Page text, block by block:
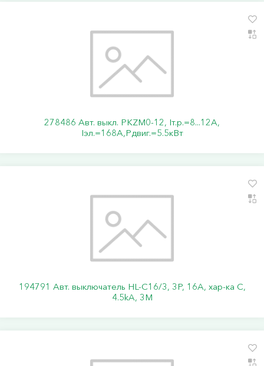
278486 Авт. выкл. PKZM0-12, Iт.р.=8...12А,
Iэл.=168А,Pдвиг.=5.5кВт
194791 Авт. выключатель HL-C16/3, 3P, 16A, хар-ка C,
4.5kA, 3M